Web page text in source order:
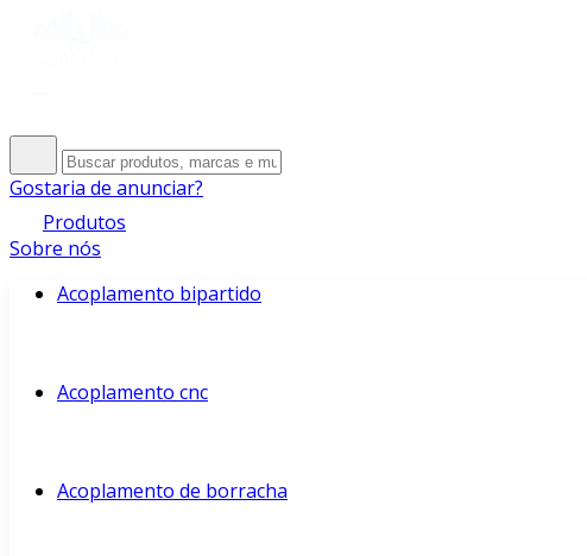
Gostaria de anunciar?
Produtos
Sobre nós
Acoplamento bipartido
Acoplamento cnc
Acoplamento de borracha